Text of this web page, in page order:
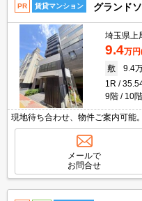
PR 賃貸マンション グランド
埼玉県上
9.4万円
敷
9.4
1R
9階
10
現地待ち合わせ、物件ご案内可能
ク。都市ガス使用。宅配ボック
き。バス・トイレ別。最寄り駅ま
メールで
お問合せ